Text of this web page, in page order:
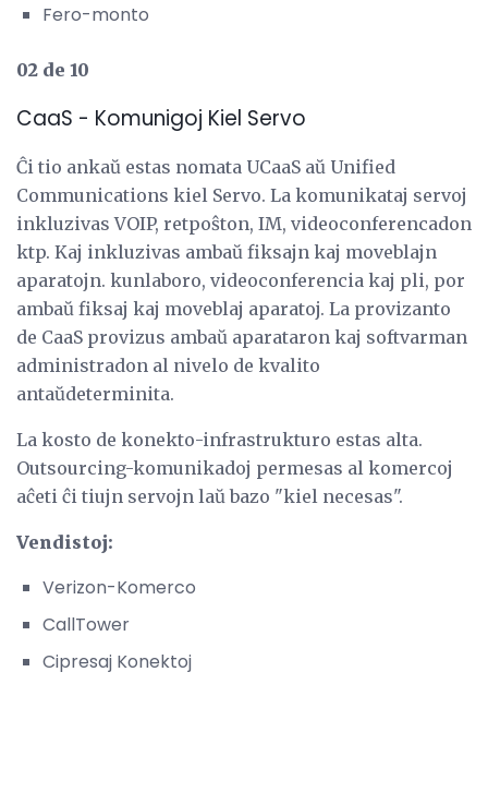
Fero-monto
02 de 10
CaaS - Komunigoj Kiel Servo
Ĉi tio ankaŭ estas nomata UCaaS aŭ Unified
Communications kiel Servo. La komunikataj servoj
inkluzivas VOIP, retpoŝton, IM, videoconferencadon
ktp. Kaj inkluzivas ambaŭ fiksajn kaj moveblajn
aparatojn. kunlaboro, videoconferencia kaj pli, por
ambaŭ fiksaj kaj moveblaj aparatoj. La provizanto
de CaaS provizus ambaŭ aparataron kaj softvarman
administradon al nivelo de kvalito
antaŭdeterminita.
La kosto de konekto-infrastrukturo estas alta.
Outsourcing-komunikadoj permesas al komercoj
aĉeti ĉi tiujn servojn laŭ bazo "kiel necesas".
Vendistoj:
Verizon-Komerco
CallTower
Cipresaj Konektoj